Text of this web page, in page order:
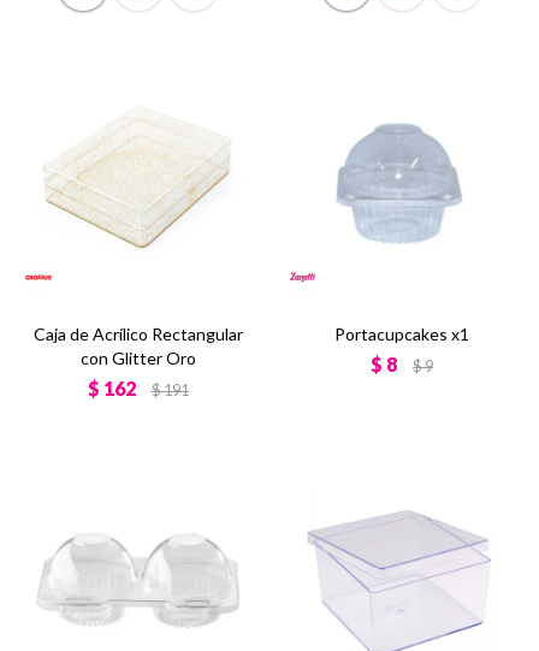
Caja de Acrílico Rectangular
con Glitter Oro
$ 162 $191
Portacupcakes x1
$ 8 $9